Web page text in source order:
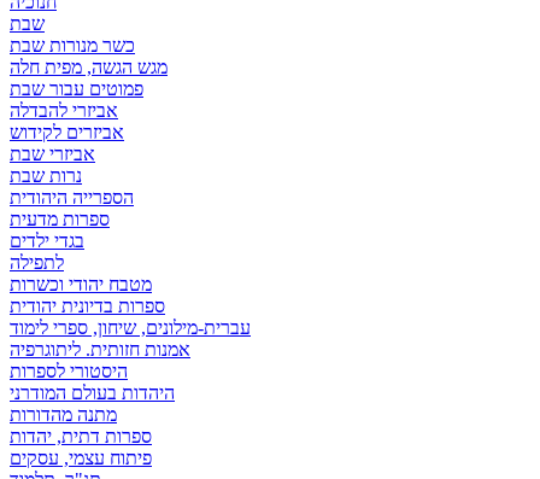
שבת
כשר מנורות שבת
מגש הגשה, מפית חלה
פמוטים עבור שבת
אביזרי להבדלה
אביזרים לקידוש
אביזרי שבת
נרות שבת
הספרייה היהודית
ספרות מדעית
בגדי ילדים
לתפילה
מטבח יהודי וכשרות
ספרות בדיונית יהודית
עברית-מילונים, שיחון, ספרי לימוד
אמנות חזותית. ליתוגרפיה
היסטורי לספרות
היהדות בעולם המודרני
מתנה מהדורות
ספרות דתית, יהדות
פיתוח עצמי, עסקים